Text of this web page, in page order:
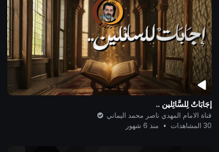
إجَابَاتٌ لِلسَّائِلين ..
قناة الامام المهدي ناصر محمد اليماني
30 المشاهدات
• منذ 6 شهور